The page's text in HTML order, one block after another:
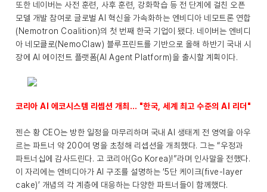
또한 네이버는 사전 훈련, 사후 훈련, 강화학습 등 전 단계에 걸친 오픈
모델 개발 참여로 글로벌 AI 혁신을 가속화하는 엔비디아 네모트론 연합
(Nemotron Coalition)의 첫 번째 한국 기업이 됐다. 네이버는 엔비디
아 네모클로(NemoClaw) 블루프린트를 기반으로 올해 하반기 국내 시
장에 AI 에이전트 플랫폼(AI Agent Platform)을 출시할 계획이다.
코리아 AI 에코시스템 리셉션 개최… "한국, 세계 최고 수준의 AI 리더"
젠슨 황 CEO는 방한 일정을 마무리하며 국내 AI 생태계 전 영역을 아우
르는 파트너 약 200여 명을 초청해 리셉션을 개최했다. 그는 “우정과
파트너십에 감사드린다. 고 코리아(Go Korea)!”라며 인사말을 전했다.
이 자리에는 엔비디아가 AI 구조를 설명하는 ‘5단 케이크(five-layer
cake)’ 개념의 각 계층에 대응하는 다양한 파트너들이 함께했다.